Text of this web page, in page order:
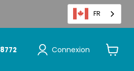
FR
Connexion